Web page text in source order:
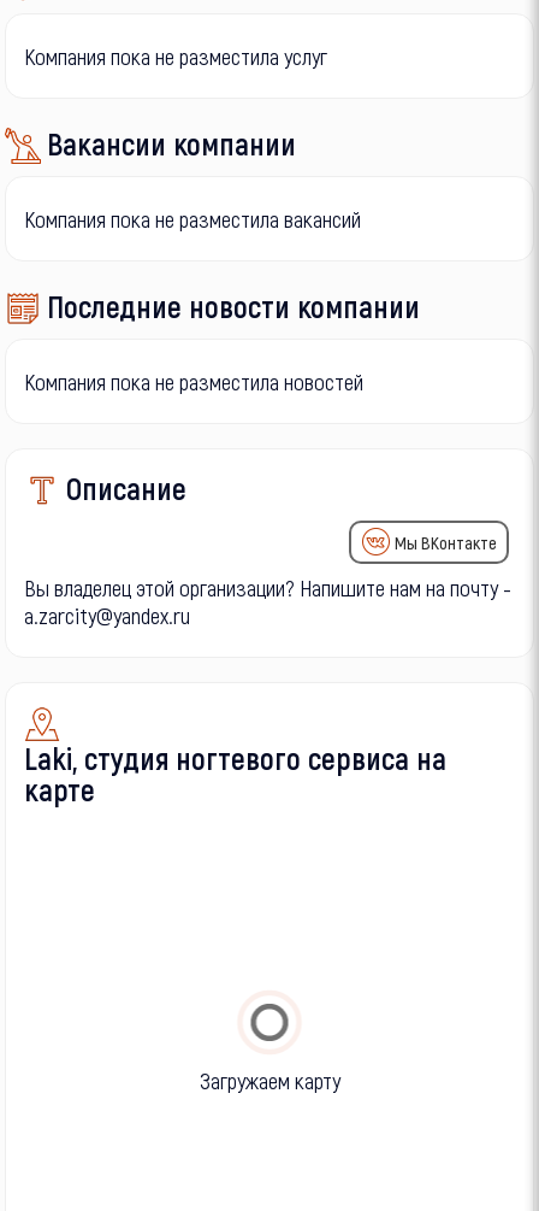
Компания пока не разместила услуг
Вакансии компании
Компания пока не разместила вакансий
Последние новости компании
Компания пока не разместила новостей
Описание
Мы ВКонтакте
Вы владелец этой организации? Напишите нам на почту -
a.zarcity@yandex.ru
Laki, студия ногтевого сервиса на
карте
Загружаем карту